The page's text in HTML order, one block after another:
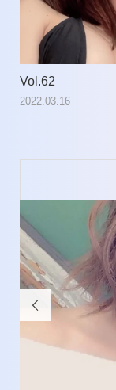
Vol.62
2022.03.16
